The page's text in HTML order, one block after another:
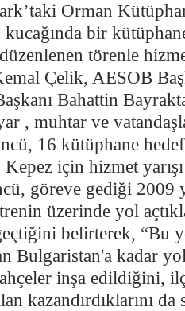
Orman
kucağında bir
törenle
Çelik, AESOB
Bahattin
, muhtar ve
16 kütüphane
için hizmet
göreve gediği 2009
üzerinde yol
belirterek, “Bu
Bulgaristan'a kadar
inşa edildiğini,
kazandırdıklarını